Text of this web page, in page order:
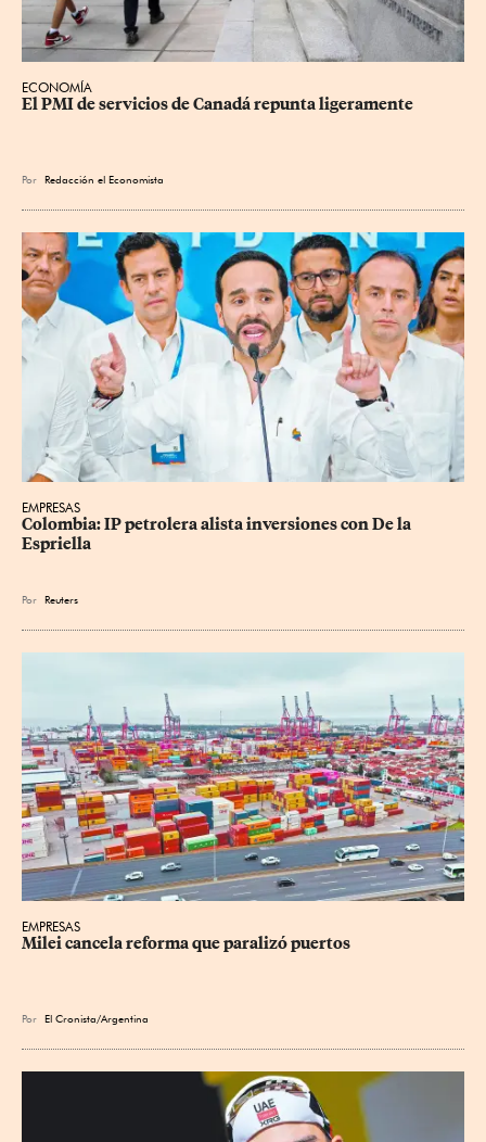
ECONOMÍA
El PMI de servicios de Canadá repunta ligeramente
Por Redacción el Economista
EMPRESAS
Colombia: IP petrolera alista inversiones con De la
Espriella
Por Reuters
EMPRESAS
Milei cancela reforma que paralizó puertos
Por El Cronista/Argentina